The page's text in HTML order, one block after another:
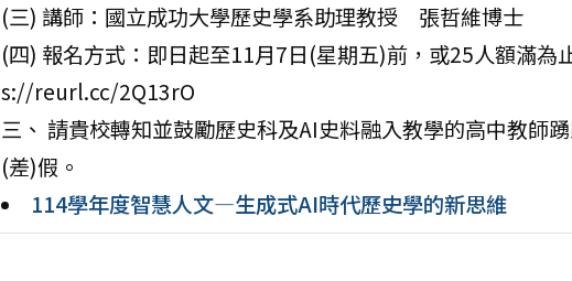
(三) 講師：國立成功大學歷史學系助理教授 張哲維博士
(四) 報名方式：即日起至11月7日(星期五)前，或25人額滿
s://reurl.cc/2Q13rO
三、 請貴校轉知並鼓勵歷史科及AI史料融入教學的高中教師
(差)假。
114學年度智慧人文—生成式AI時代歷史學的新思維